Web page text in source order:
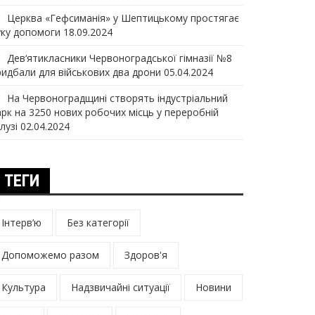
Церква «Гефсиманія» у Шептицькому простягає
допомоги 18.09.2024
Дев‘ятикласники Червоноградської гімназії №8
для військових два дрони 05.04.2024
На Червоноградщині створять індустріальний
на 3250 нових робочих місць у переробній
02.04.2024
ТЕГИ
Інтерв’ю Без категорії
Допоможемо разом Здоров'я
Культура Надзвичайні ситуації Новини